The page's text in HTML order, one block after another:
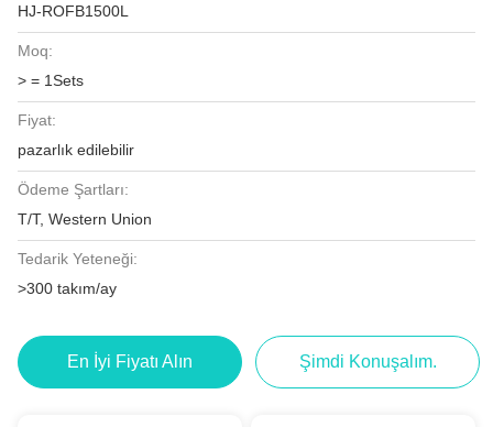
HJ-ROFB1500L
Moq:
> = 1Sets
Fiyat:
pazarlık edilebilir
Ödeme Şartları:
T/T, Western Union
Tedarik Yeteneği:
>300 takım/ay
En İyi Fiyatı Alın Şimdi Konuşalım.